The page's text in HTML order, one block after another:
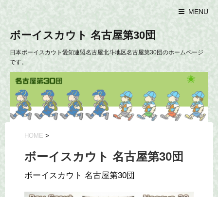
MENU
ボーイスカウト 名古屋第30団
日本ボーイスカウト愛知連盟名古屋北斗地区名古屋第30団のホームページ
です。
HOME >
ボーイスカウト 名古屋第30団
ボーイスカウト 名古屋第30団